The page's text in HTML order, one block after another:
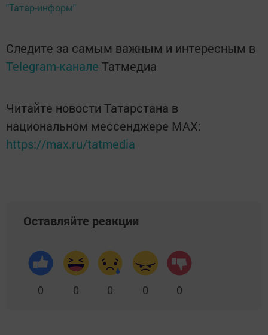
"Татар-информ"
Следите за самым важным и интересным в
Telegram-канале Татмедиа
Читайте новости Татарстана в
национальном мессенджере MАХ:
https://max.ru/tatmedia
Оставляйте реакции
0 0 0 0 0